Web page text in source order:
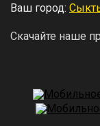
Ваш город:
Скачайте наше